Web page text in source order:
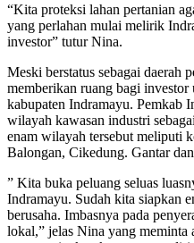
“Kita proteksi lahan pertanian
yang perlahan mulai melirik
investor” tutur Nina.
Meski berstatus sebagai daerah
memberikan ruang bagi
kabupaten Indramayu. Pemkab
wilayah kawasan industri
enam wilayah tersebut meliputi
Balongan, Cikedung. Gantar
” Kita buka peluang seluas
Indramayu. Sudah kita siapkan
berusaha. Imbasnya pada
lokal,” jelas Nina yang meminta